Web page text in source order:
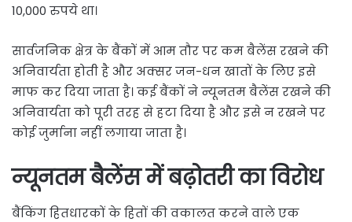
10,000 रुपये था।
सार्वजनिक क्षेत्र के बैंकों में आम तौर पर कम बैलेंस रखने की
अनिवार्यता होती है और अक्सर जन-धन खातों के लिए इसे
माफ कर दिया जाता है। कई बैंकों ने न्यूनतम बैलेंस रखने की
अनिवार्यता को पूरी तरह से हटा दिया है और इसे न रखने पर
कोई जुर्माना नहीं लगाया जाता है।
न्यूनतम बैलेंस में बढ़ोतरी का विरोध
बैंकिंग हितधारकों के हितों की वकालत करने वाले एक